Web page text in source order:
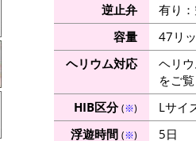
逆止弁
有り
容量
47リ
ヘリウム対応
ヘリ
をご覧
HIB区分(※)
Lサイ
浮遊時間 (※) 5日